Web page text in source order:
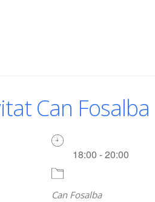
Can Fosalba
18:00 - 20:00
Can Fosalba